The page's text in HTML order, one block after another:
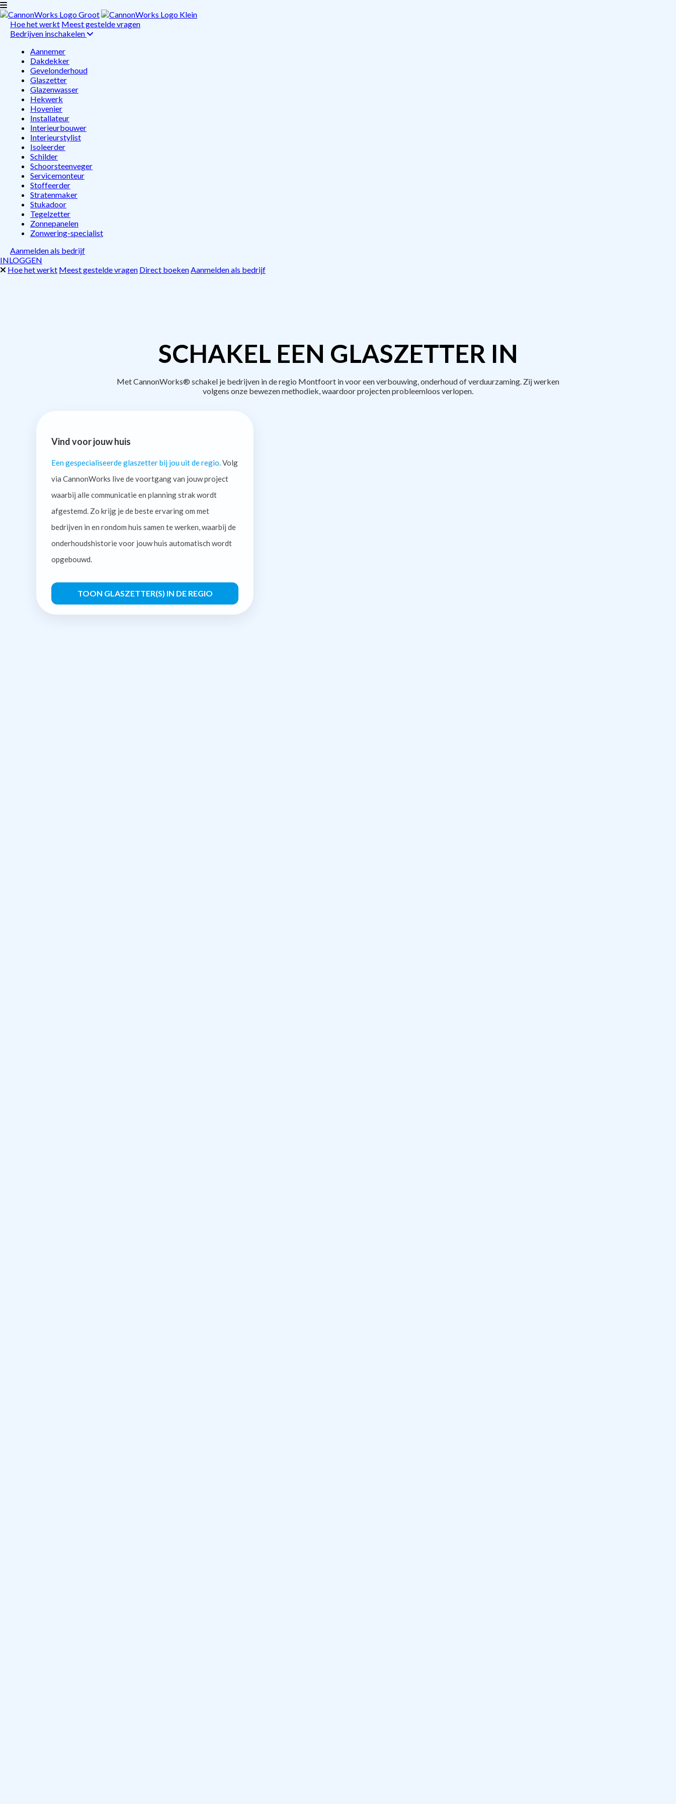
Hoe het werkt Meest gestelde vragen
Bedrijven inschakelen
Aannemer
Dakdekker
Gevelonderhoud
Glaszetter
Glazenwasser
Hekwerk
Hovenier
Installateur
Interieurbouwer
Interieurstylist
Isoleerder
Schilder
Schoorsteenveger
Servicemonteur
Stoffeerder
Stratenmaker
Stukadoor
Tegelzetter
Zonnepanelen
Zonwering-specialist
Aanmelden als bedrijf
INLOGGEN
Hoe het werkt Meest gestelde vragen Direct boekenAanmelden als bedrijf
SCHAKEL EEN GLASZETTER IN
Met CannonWorks® schakel je bedrijven in de regio Montfoort in voor een verbouwing, onderhoud of verduurzaming. Zij werken
volgens onze bewezen methodiek, waardoor projecten probleemloos verlopen.
Vind voor jouw huis
Een gespecialiseerde glaszetter bij jou uit de regio. Volg
via CannonWorks live de voortgang van jouw project
waarbij alle communicatie en planning strak wordt
afgestemd. Zo krijg je de beste ervaring om met
bedrijven in en rondom huis samen te werken, waarbij de
onderhoudshistorie voor jouw huis automatisch wordt
opgebouwd.
TOON GLASZETTER(S) IN DE REGIO